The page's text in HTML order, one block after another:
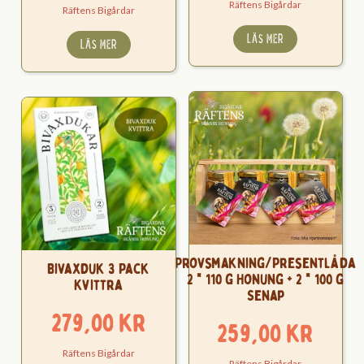
Räftens Bigårdar
LÄS MER
Räftens Bigårdar
LÄS MER
Provsmakning/Presentlåda
2 * 110 g Honung + 2 * 100 g
Senap
259,00kr
Bivaxduk 3 Pack
Kvittra
279,00kr
Räftens Bigårdar